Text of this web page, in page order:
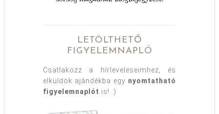
LETÖLTHETŐ
FIGYELEMNAPLÓ
Csatlakozz a hírleveleseimhez, és
elküldök ajándékba egy nyomtatható
figyelemnaplót is! :)